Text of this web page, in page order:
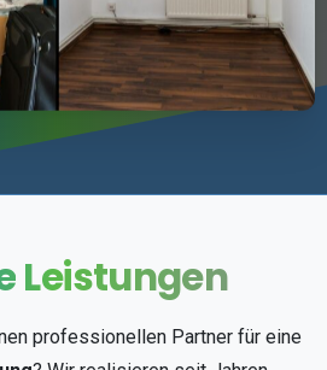
Leistungen
professionellen Partner für eine